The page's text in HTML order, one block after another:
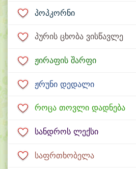
პოპკორნი
პურის ცხობა ვისწავლე
ჟირაფის შარფი
ჟრუნი დედალი
როცა თოვლი დადნება
სანდროს ლექსი
საფრთხობელა